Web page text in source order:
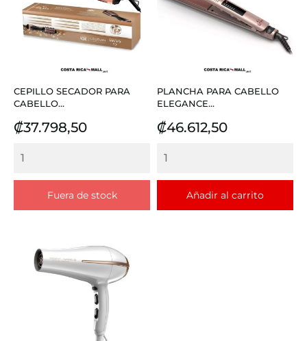
CEPILLO SECADOR PARA
CABELLO...
Precio
₡37.798,50
Fuera de stock
PLANCHA PARA CABELLO
ELEGANCE...
Precio
₡46.612,50
Añadir al carrito